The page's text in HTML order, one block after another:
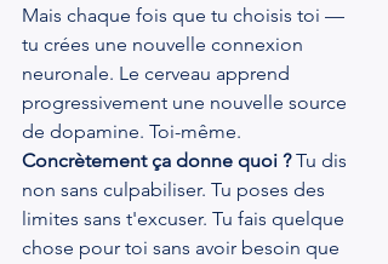
Mais chaque fois que tu choisis toi —
tu crées une nouvelle connexion
neuronale. Le cerveau apprend
progressivement une nouvelle source
de dopamine. Toi-même.
Concrètement ça donne quoi ? Tu dis
non sans culpabiliser. Tu poses des
limites sans t'excuser. Tu fais quelque
chose pour toi sans avoir besoin que